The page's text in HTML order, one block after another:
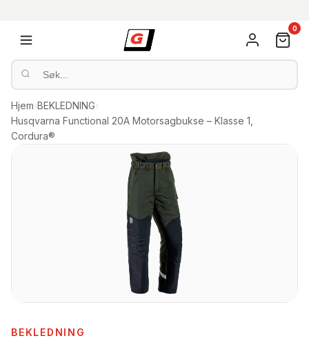
0
Hjem›BEKLEDNING›
Husqvarna Functional 20A Motorsagbukse – Klasse 1,
Cordura®
BEKLEDNING